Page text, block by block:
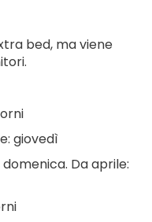
bed, ma viene
giovedì
Da aprile: